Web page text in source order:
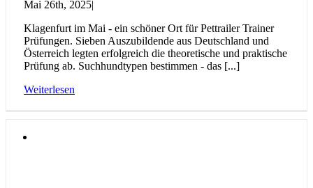
Mai 26th, 2025|
Klagenfurt im Mai - ein schöner Ort für Pettrailer Trainer
Prüfungen. Sieben Auszubildende aus Deutschland und
Österreich legten erfolgreich die theoretische und praktische
Prüfung ab. Suchhundtypen bestimmen - das [...]
Weiterlesen